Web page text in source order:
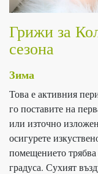
Грижи за
сезона
Зима
Това е активния
го поставите на
или източно
осигурете
помещението
градуса. Сухият